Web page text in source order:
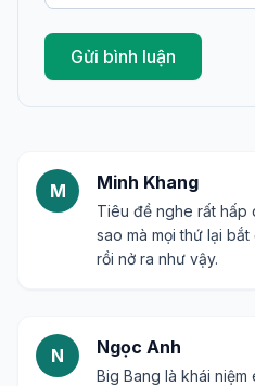
Gửi bình luận
M Minh Khang
Tiêu đề nghe rất hấp
sao mà mọi thứ lại
rồi nở ra như vậy.
N Ngọc Anh
Big Bang là khái niệm